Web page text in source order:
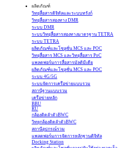
ผลิตภัณฑ์
วิทยุสื่อสารดิจิทัลและระบบทรังก์
วิทยุสื่อสารสองทาง DMR
ระบบ DMR
ระบบวิทยุสื่อสารสองทางมาตรฐาน TETRA
ระบบ TETRA
ผลิตภัณฑ์และโซลูชั่น MCS และ POC
วิทยุสื่อสาร MCS และวิทยุสื่อสาร PoC
แพลตฟอร์มการสื่อสารมัลติมีเดีย
ผลิตภัณฑ์และโซลูชั่น MCS และ POC
ระบบ 4G/5G
ระบบจัดการเครือข่ายแบบรวม
สถานีฐานแบบรวม
เครือข่ายหลัก
BBU
RU
กล้องติดลำตัวBWC
วิทยุกล้องติดลำตัวBWC
สถานีอุปกรณ์รวม
แพลตฟอร์มการจัดการหลักฐานดิจิทัล
Docking Station